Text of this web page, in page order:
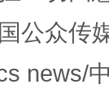
公众传
news/